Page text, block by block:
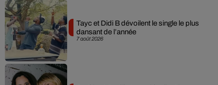
7 août 2026
Tayc et Didi B dévoilent le single le plus
dansant de l’année